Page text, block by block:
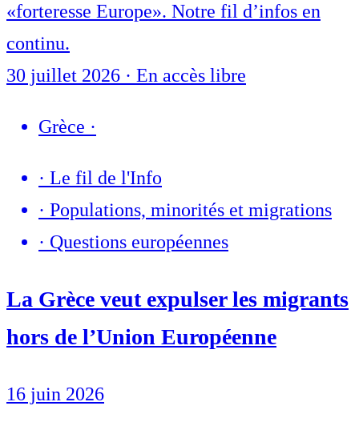
«forteresse Europe». Notre fil d’infos en
continu.
30 juillet 2026 · En accès libre
Grèce ·
· Le fil de l'Info
· Populations, minorités et migrations
· Questions européennes
La Grèce veut expulser les migrants
hors de l’Union Européenne
16 juin 2026